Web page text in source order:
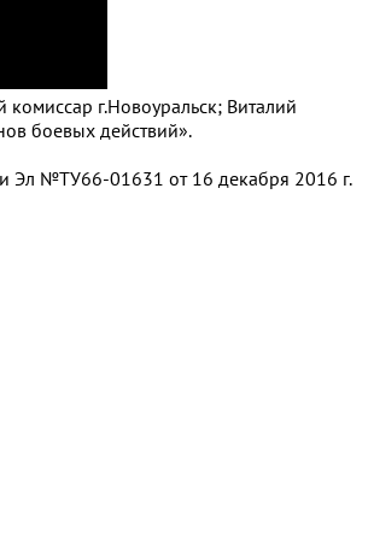
г.Новоуральск; Виталий
боевых действий».
Эл №ТУ66-01631 от 16 декабря 2016 г.